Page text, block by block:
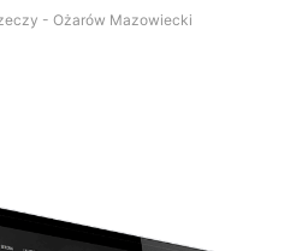
- Ożarów Mazowiecki